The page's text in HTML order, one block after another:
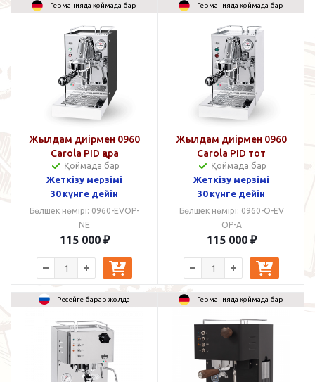
Германияда қоймада бар
Жылдам диірмен 0960
Carola PID қара
Қоймада бар
Жеткізу мерзімі
30 күнге дейін
Бөлшек нөмірі: 0960-EVOP-
NE
115 000 ₽
Германияда қоймада бар
Жылдам диірмен 0960
Carola PID тот
баспайтын болат
Қоймада бар
Жеткізу мерзімі
30 күнге дейін
Бөлшек нөмірі: 0960-O-EV
OP-A
115 000 ₽
Ресейге барар жолда Германияда қоймада бар